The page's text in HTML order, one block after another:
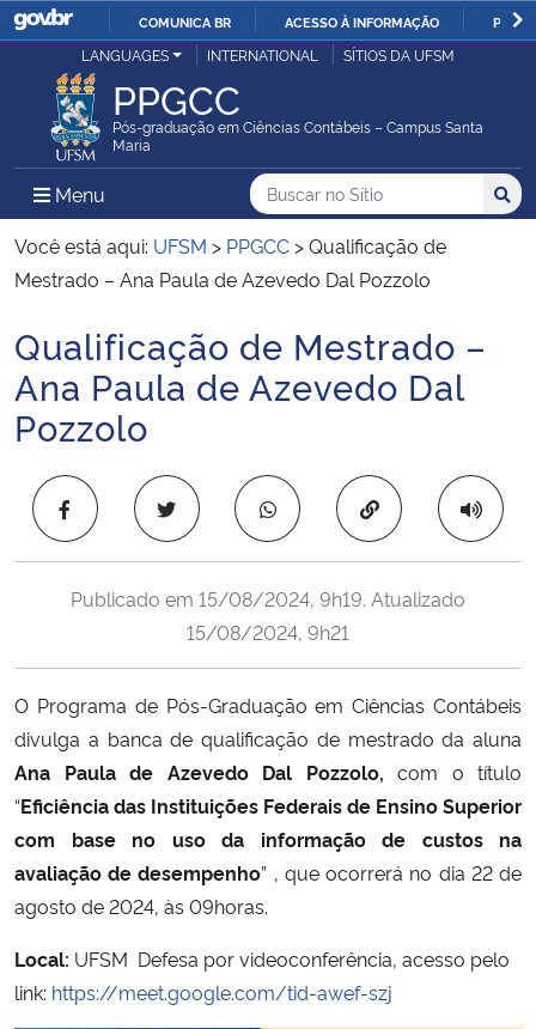
IR
O
COMUNICA BR ACESSO À INFORMAÇÃO
Ministério da Justiça e Segurança Pública
Ministério da Defesa
Ministério das Relações Exteriores
Ministério da Infraestrutura
Ministério da Agricultura, Pecuária e Abastecimento
Ministério da Educação
Ministério da Ciência, Tecnologia, Inovações e Comunicações
Ministério do Meio Ambiente
Ministério do Turismo
Controladoria-Geral da União
LANGUAGES INTERNATIONAL SÍTIOS DA UFSM
PPGCC
Pós-graduação em Ciências Contábeis – Campus Santa
Maria
Menu Menu Principal do Sítio
Busca
Buscar no no Sítio
Busca:
Você está aqui: UFSM > PPGCC >Qualificação de
Mestrado – Ana Paula de Azevedo Dal Pozzolo
Início do conteúdo
Qualificação de Mestrado –
Ana Paula de Azevedo Dal
Pozzolo
Copiar para área
Publicado em 15/08/2024, 9h19. Atualizado
15/08/2024, 9h21
O Programa de Pós-Graduação em Ciências Contábeis
divulga a banca de qualificação de mestrado da aluna
Ana Paula de Azevedo Dal Pozzolo, com o título
“Eficiência das Instituições Federais de Ensino Superior
com base no uso da informação de custos na
avaliação de desempenho” , que ocorrerá no dia 22 de
agosto de 2024, às 09horas.
Local: UFSM Defesa por videoconferência, acesso pelo
link: https://meet.google.com/tid-awef-szj